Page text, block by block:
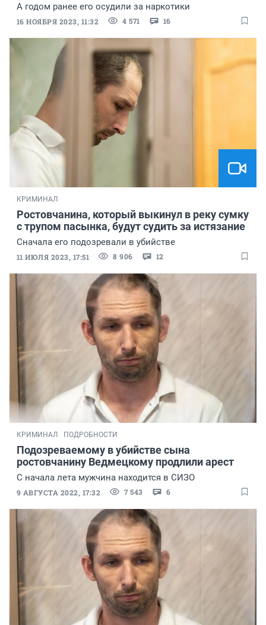
А годом ранее его осудили за наркотики
16 НОЯБРЯ 2023, 11:32 4 571 16
КРИМИНАЛ
Ростовчанина, который выкинул в реку сумку
с трупом пасынка, будут судить за истязание
Сначала его подозревали в убийстве
11 ИЮЛЯ 2023, 17:51 8 906 12
КРИМИНАЛ ПОДРОБНОСТИ
Подозреваемому в убийстве сына
ростовчанину Ведмецкому продлили арест
С начала лета мужчина находится в СИЗО
9 АВГУСТА 2022, 17:32 7 543 6